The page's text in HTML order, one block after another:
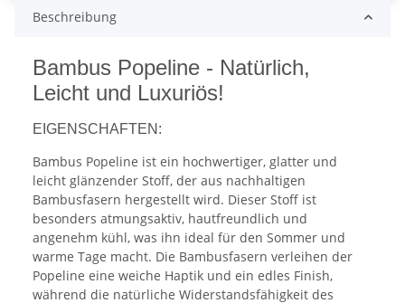
Beschreibung
Bambus Popeline - Natürlich,
Leicht und Luxuriös!
EIGENSCHAFTEN:
Bambus Popeline ist ein hochwertiger, glatter und
leicht glänzender Stoff, der aus nachhaltigen
Bambusfasern hergestellt wird. Dieser Stoff ist
besonders atmungsaktiv, hautfreundlich und
angenehm kühl, was ihn ideal für den Sommer und
warme Tage macht. Die Bambusfasern verleihen der
Popeline eine weiche Haptik und ein edles Finish,
während die natürliche Widerstandsfähigkeit des